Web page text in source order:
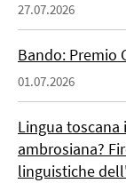
27.07.2026
Bando: Premio
01.07.2026
Lingua toscana
ambrosiana?
linguistiche